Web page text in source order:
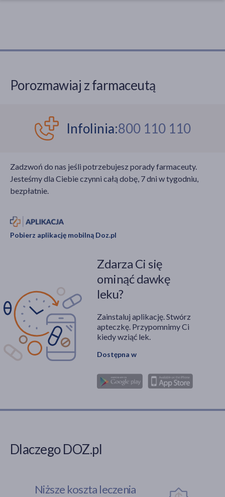
Porozmawiaj z farmaceutą
Infolinia:800 110 110
Zadzwoń do nas jeśli potrzebujesz porady farmaceuty.
Jesteśmy dla Ciebie czynni całą dobę, 7 dni w tygodniu,
bezpłatnie.
Pobierz aplikację mobilną Doz.pl
Zdarza Ci się
ominąć dawkę
leku?
Zainstaluj aplikację. Stwórz
apteczkę. Przypomnimy Ci
kiedy wziąć lek.
Dostępna w
Dlaczego DOZ.pl
Niższe koszta leczenia